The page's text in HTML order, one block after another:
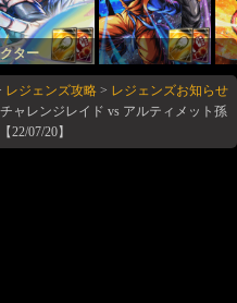
ター
レジェンズ攻略> レジェンズお知らせ
ャレンジレイド vs アルティメット孫
22/07/20】